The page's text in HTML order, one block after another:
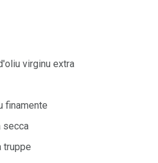
virginu extra
finamente
secca
truppe